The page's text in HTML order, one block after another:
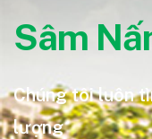
Sâm
Chúng tôi luôn
lượng